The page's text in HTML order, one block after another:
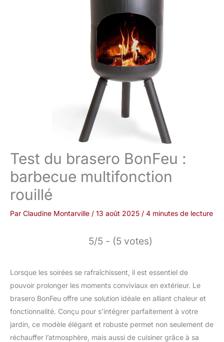
Test du brasero BonFeu :
barbecue multifonction
rouillé
Par Claudine Montarville / 13 août 2025 / 4 minutes de lecture
5/5 - (5 votes)
Lorsque les soirées se rafraîchissent, il est essentiel de
pouvoir prolonger les moments conviviaux en extérieur. Le
brasero BonFeu offre une solution idéale en alliant chaleur et
fonctionnalité. Conçu pour s’intégrer parfaitement à votre
jardin, ce modèle élégant et robuste permet non seulement de
réchauffer l’atmosphère, mais aussi de cuisiner grâce à sa